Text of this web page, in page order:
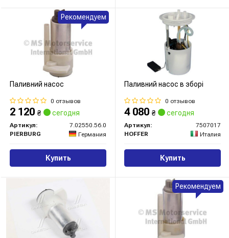
Паливний насос
0 отзывов
2 120 ₴ сегодня
Артикул:
7.02550.56.0
PIERBURG
Германия
Купить
Рекомендуем
Паливний насос в зборі
0 отзывов
4 080 ₴ сегодня
Артикул:
7507017
HOFFER
Италия
Купить
Рекомендуем